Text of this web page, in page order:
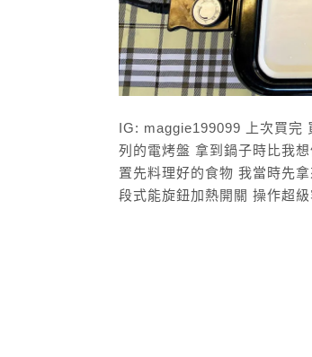
IG: maggie199099 上次買完
列的電烤盤 拿到鍋子時比我
置先料理好的食物 我當時先
段式能旋鈕加熱開關 操作超